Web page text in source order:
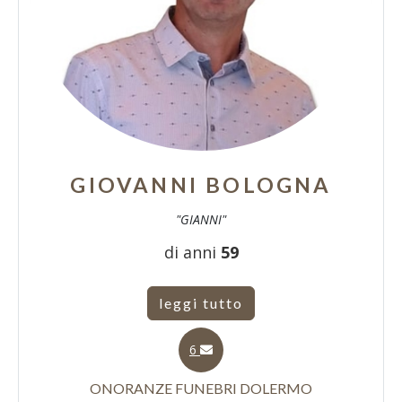
GIOVANNI BOLOGNA
"GIANNI"
di anni 59
leggi tutto
6
ONORANZE FUNEBRI DOLERMO